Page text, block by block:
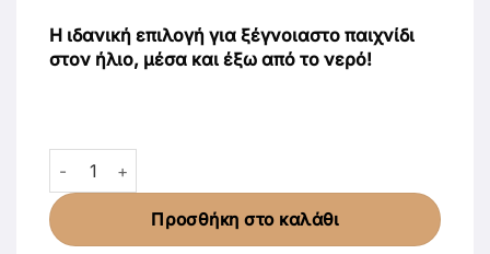
Η ιδανική επιλογή για ξέγνοιαστο παιχνίδι
στον ήλιο, μέσα και έξω από το νερό!
Σετ Μαγιό και Καπέλο Μονόκερος Large (12-24 μηνών)
Προσθήκη στο καλάθι